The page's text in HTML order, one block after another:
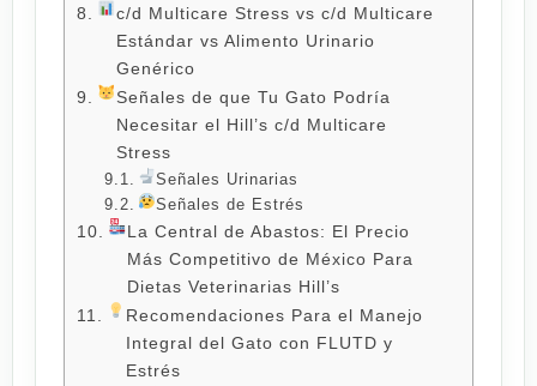
c/d Multicare Stress vs c/d Multicare
Estándar vs Alimento Urinario
Genérico
Señales de que Tu Gato Podría
Necesitar el Hill’s c/d Multicare
Stress
Señales Urinarias
Señales de Estrés
La Central de Abastos: El Precio
Más Competitivo de México Para
Dietas Veterinarias Hill’s
Recomendaciones Para el Manejo
Integral del Gato con FLUTD y
Estrés